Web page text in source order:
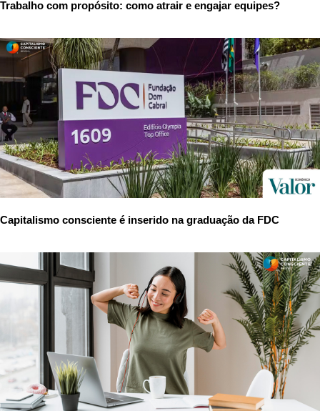
Trabalho com propósito: como atrair e engajar equipes?
Capitalismo consciente é inserido na graduação da FDC